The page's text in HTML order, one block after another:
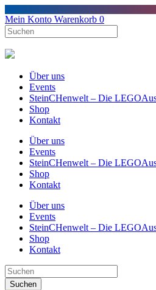
Mein Konto Warenkorb 0
Über uns
Events
SteinCHenwelt – Die
Shop
Kontakt
Über uns
Events
SteinCHenwelt – Die
Shop
Kontakt
Über uns
Events
SteinCHenwelt – Die
Shop
Kontakt
Suchen